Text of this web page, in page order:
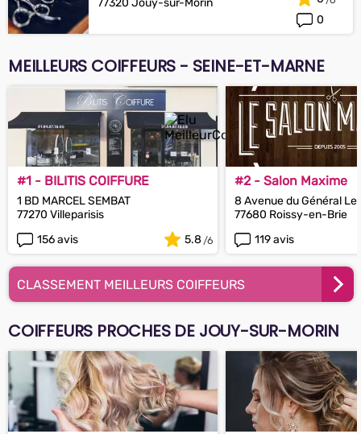
77320 Jouy-sur-Morin
0
MEILLEURS COIFFEURS - SEINE-ET-MARNE
#1 - BILITIS COIFFURE
1 BD MARCEL SEMBAT
77270 Villeparisis
156 avis
5.8
#2 - Salon Maxime
8 Avenue du Général
77680 Roissy-en-Brie
119 avis
CLASSEMENT MEILLEURS COIFFEURS
COIFFEURS PROCHES DE JOUY-SUR-MORIN